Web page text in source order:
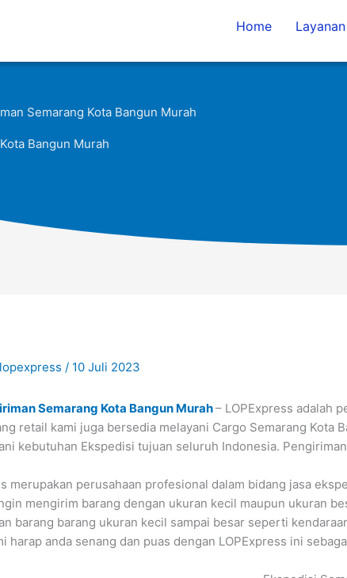
Home Layanan
Semarang Kota Bangun Murah
Bangun Murah
/ 10 Juli 2023
Semarang Kota Bangun Murah– LOPExpress adalah
retail kami juga bersedia melayani Cargo Semarang
kebutuhan Ekspedisi tujuan seluruh Indonesia.
merupakan perusahaan profesional dalam bidang jasa
mengirim barang dengan ukuran kecil maupun ukuran
barang barang ukuran kecil sampai besar seperti
harap anda senang dan puas dengan LOPExpress ini